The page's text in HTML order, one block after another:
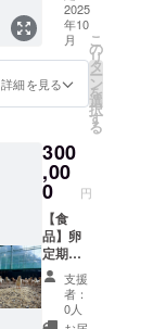
い。」
否、掲
載の場
合は掲
載させ
ていた
だくお
お知ら
せくだ
さいま
せ) ・個
数：
卵)6個
入り1
パック
×4（計
24個）/
ケー
チーズ
ケーキ
＋親鶏
肉1羽
セッ
ト】を
また、
掲載ご
希望の
方には
当農場
各SNS
アカウ
ントに
てご紹
介させ
ていた
2025
年10
月
詳細を見る
こ
の
リ
タ
ー
ン
を
選
択
す
る
300
,00
0 円
【食
品】卵
定期
【平戸
平飼い
放牧卵
itadaki
支援
者：
0人